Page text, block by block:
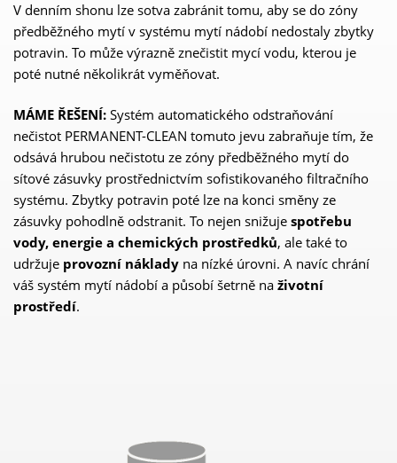
V denním shonu lze sotva zabránit tomu, aby se do zóny
předběžného mytí v systému mytí nádobí nedostaly zbytky
potravin. To může výrazně znečistit mycí vodu, kterou je
poté nutné několikrát vyměňovat.
MÁME ŘEŠENÍ: Systém automatického odstraňování
nečistot PERMANENT-CLEAN tomuto jevu zabraňuje tím, že
odsává hrubou nečistotu ze zóny předběžného mytí do
sítové zásuvky prostřednictvím sofistikovaného filtračního
systému. Zbytky potravin poté lze na konci směny ze
zásuvky pohodlně odstranit. To nejen snižuje spotřebu
vody, energie a chemických prostředků, ale také to
udržuje provozní náklady na nízké úrovni. A navíc chrání
váš systém mytí nádobí a působí šetrně na životní
prostředí.